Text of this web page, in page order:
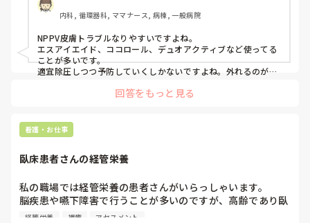
内科, 循環器科, ママナース, 病棟, 一般病院
NPPV皮膚トラブルなりやすいですよね。
エスアイエイド、ココロール、デュオアクティブなど使ってる
ことが多いです。
適宜除圧しつつ予防していくしかないですよね。外れるのが一
回答をもっと見る
看護・お仕事
臥床患者さんの経管栄養
私の職場では経管栄養の患者さんがいらっしゃいます。
脳疾患や嚥下障害で行うことが多いのですが、高齢であり臥
床の患者さんばかりです。
経管栄養 褥瘡 アセスメント